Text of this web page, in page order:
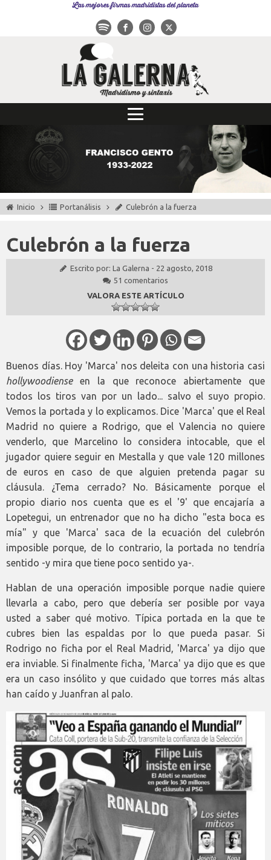
Las mejores firmas madridistas del planeta
Inicio Portanálisis Culebrón a la fuerza
Culebrón a la fuerza
Escrito por: La Galerna - 22 agosto, 2018
51 comentarios
VALORA ESTE ARTÍCULO
Buenos días. Hoy 'Marca' nos deleita con una historia casi
hollywoodienseen la que reconoce abiertamente que
todos los tiros van por un lado... salvo el suyo propio.
Vemos la portada y lo explicamos. Dice 'Marca' que el Real
Madrid no quiere a Rodrigo, que el Valencia no quiere
venderlo, que Marcelino lo considera intocable, que el
jugador quiere seguir en Mestalla y que vale 120 millones
de euros en caso de que alguien pretenda pagar su
cláusula. ¿Tema cerrado? No. Básicamente porque el
propio diario nos cuenta que es el '9' que encajaría a
Lopetegui, un entrenador que no ha dicho "esta boca es
mía" y que 'Marca' saca de la ecuación del culebrón
imposible porque, de lo contrario, la portada no tendría
sentido -y mira que tiene poco sentido ya-.
Hablan de una operación imposible porque nadie quiere
llevarla a cabo, pero que debería ser posible por vaya
usted a saber qué motivo. Típica portada en la que te
cubres bien las espaldas por lo que pueda pasar. Si
Rodrigo no ficha por el Real Madrid, 'Marca' ya dijo que
era inviable. Si finalmente ficha, 'Marca' ya dijo que es que
era un caso insólito y que cuidado que torres más altas
han caído y Juanfran al palo.